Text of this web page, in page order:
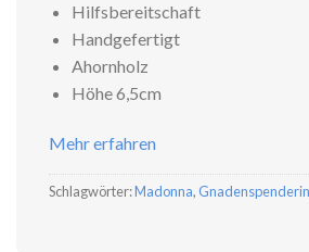
Hilfsbereitschaft
Handgefertigt
Ahornholz
Höhe 6,5cm
Mehr erfahren
Schlagwörter:Madonna, Gnadenspenderin